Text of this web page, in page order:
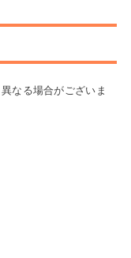
なる場合がございま